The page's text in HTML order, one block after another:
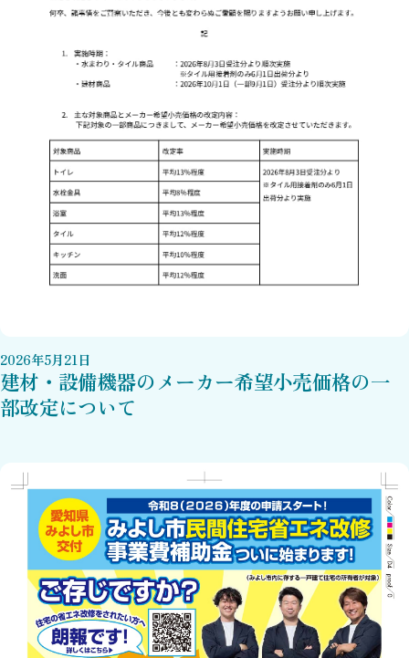
2026年5月21日
建材・設備機器のメーカー希望小売価格の一
部改定について